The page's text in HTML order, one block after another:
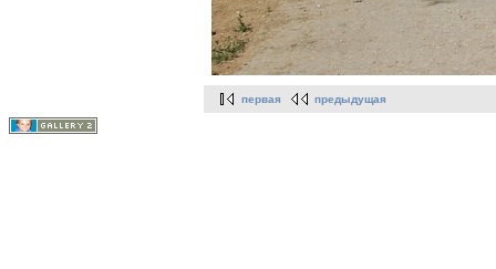
первая предыдущая